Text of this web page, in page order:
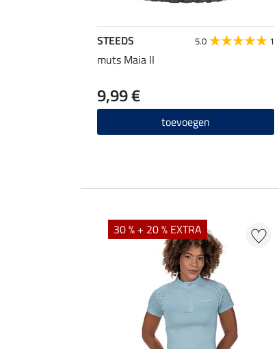
STEEDS 5.0 1
muts Maia II
9,99 €
toevoegen
30 % + 20 % EXTRA